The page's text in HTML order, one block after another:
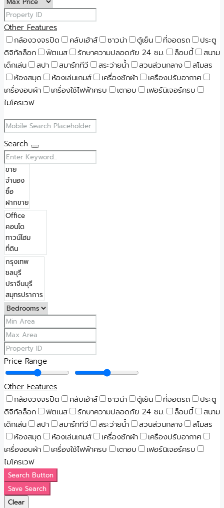
Other Features
กล้องวงจรปิด
คลับเฮ้าส์ ซาวน่า ตู้เย็น ที่จอดรถ
ประตู
ดิจิทัลล็อก
ฟิตเนส รักษาความปลอดภัย 24 ชม. ล็อบบี้
สนาม
เด็กเล่น
สปา สมาร์ททีวี สระว่ายน้ำ สวนส่วนกลาง
สโมสร
ห้องสมุด
ห้องเล่นเกมส์ เครื่องซักผ้า
เครืองปรับอากาศ
เครื่องอบผ้า
เครื่องใช้ไฟฟ้าครบ เตาอบ
เฟอร์นิเจอร์ครบ
ไมโครเวฟ
Search
Price Range
Other Features
กล้องวงจรปิด
คลับเฮ้าส์ ซาวน่า ตู้เย็น ที่จอดรถ
ประตู
ดิจิทัลล็อก
ฟิตเนส รักษาความปลอดภัย 24 ชม. ล็อบบี้
สนาม
เด็กเล่น
สปา สมาร์ททีวี สระว่ายน้ำ สวนส่วนกลาง
สโมสร
ห้องสมุด
ห้องเล่นเกมส์ เครื่องซักผ้า
เครืองปรับอากาศ
เครื่องอบผ้า
เครื่องใช้ไฟฟ้าครบ เตาอบ
เฟอร์นิเจอร์ครบ
ไมโครเวฟ
Search Button
Save Search
Clear